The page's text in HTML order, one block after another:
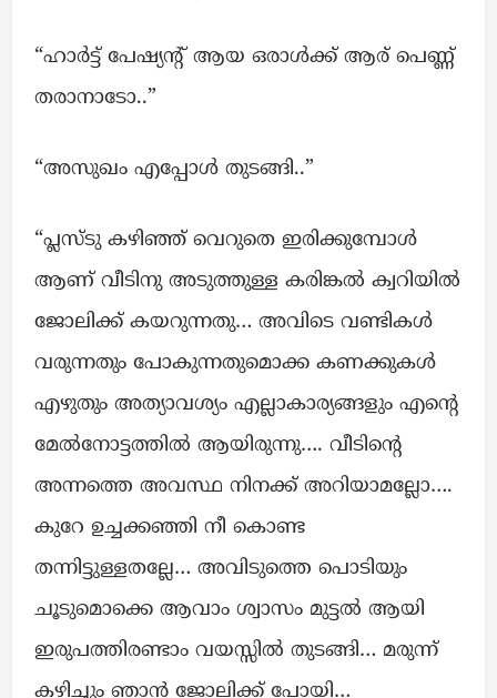
“ഹാർട്ട്‌ പേഷ്യന്റ് ആയ ഒരാൾക്ക് ആര് പെണ്ണ്
തരാനാടോ..”
“അസുഖം എപ്പോൾ തുടങ്ങി..”
“പ്ലസ്ടു കഴിഞ്ഞ് വെറുതെ ഇരിക്കുമ്പോൾ
ആണ് വീടിനു അടുത്തുള്ള കരിങ്കൽ ക്വറിയിൽ
ജോലിക്ക് കയറുന്നതു… അവിടെ വണ്ടികൾ
വരുന്നതും പോകുന്നതുമൊക്ക കണക്കുകൾ
എഴുതും അത്യാവശ്യം എല്ലാകാര്യങ്ങളും എന്റെ
മേൽനോട്ടത്തിൽ ആയിരുന്നു…. വീടിന്റെ
അന്നത്തെ അവസ്ഥ നിനക്ക് അറിയാമല്ലോ….
കുറേ ഉച്ചക്കഞ്ഞി നീ കൊണ്ട
തന്നിട്ടുള്ളതല്ലേ… അവിടുത്തെ പൊടിയും
ചൂടുമൊക്കെ ആവാം ശ്വാസം മുട്ടൽ ആയി
ഇരുപത്തിരണ്ടാം വയസ്സിൽ തുടങ്ങി… മരുന്ന്
കഴിച്ചും ഞാൻ ജോലിക്ക് പോയി…